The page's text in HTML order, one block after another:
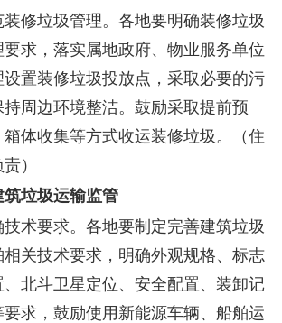
装修垃圾管理。 各地要明确装修垃圾
求，落实属地政府、物业服务单位
置装修垃圾投放点，采取必要的污
周边环境整洁。鼓励采取提前预
体收集等方式收运装修垃圾。
（住
）
垃圾运输监管
技术要求。 各地要制定完善建筑垃圾
关技术要求，明确外观规格、标志
北斗卫星定位、安全配置、装卸记
求，鼓励使用新能源车辆、船舶运